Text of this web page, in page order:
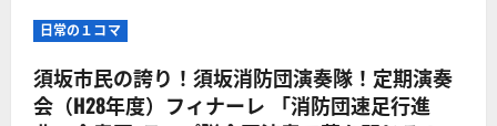
連
隊・
全
国
国
に
名
を
日常の１コマ
須坂市民の誇り！須坂消防団演奏隊！定期演奏
会（H28年度）フィナーレ 「消防団速足行進